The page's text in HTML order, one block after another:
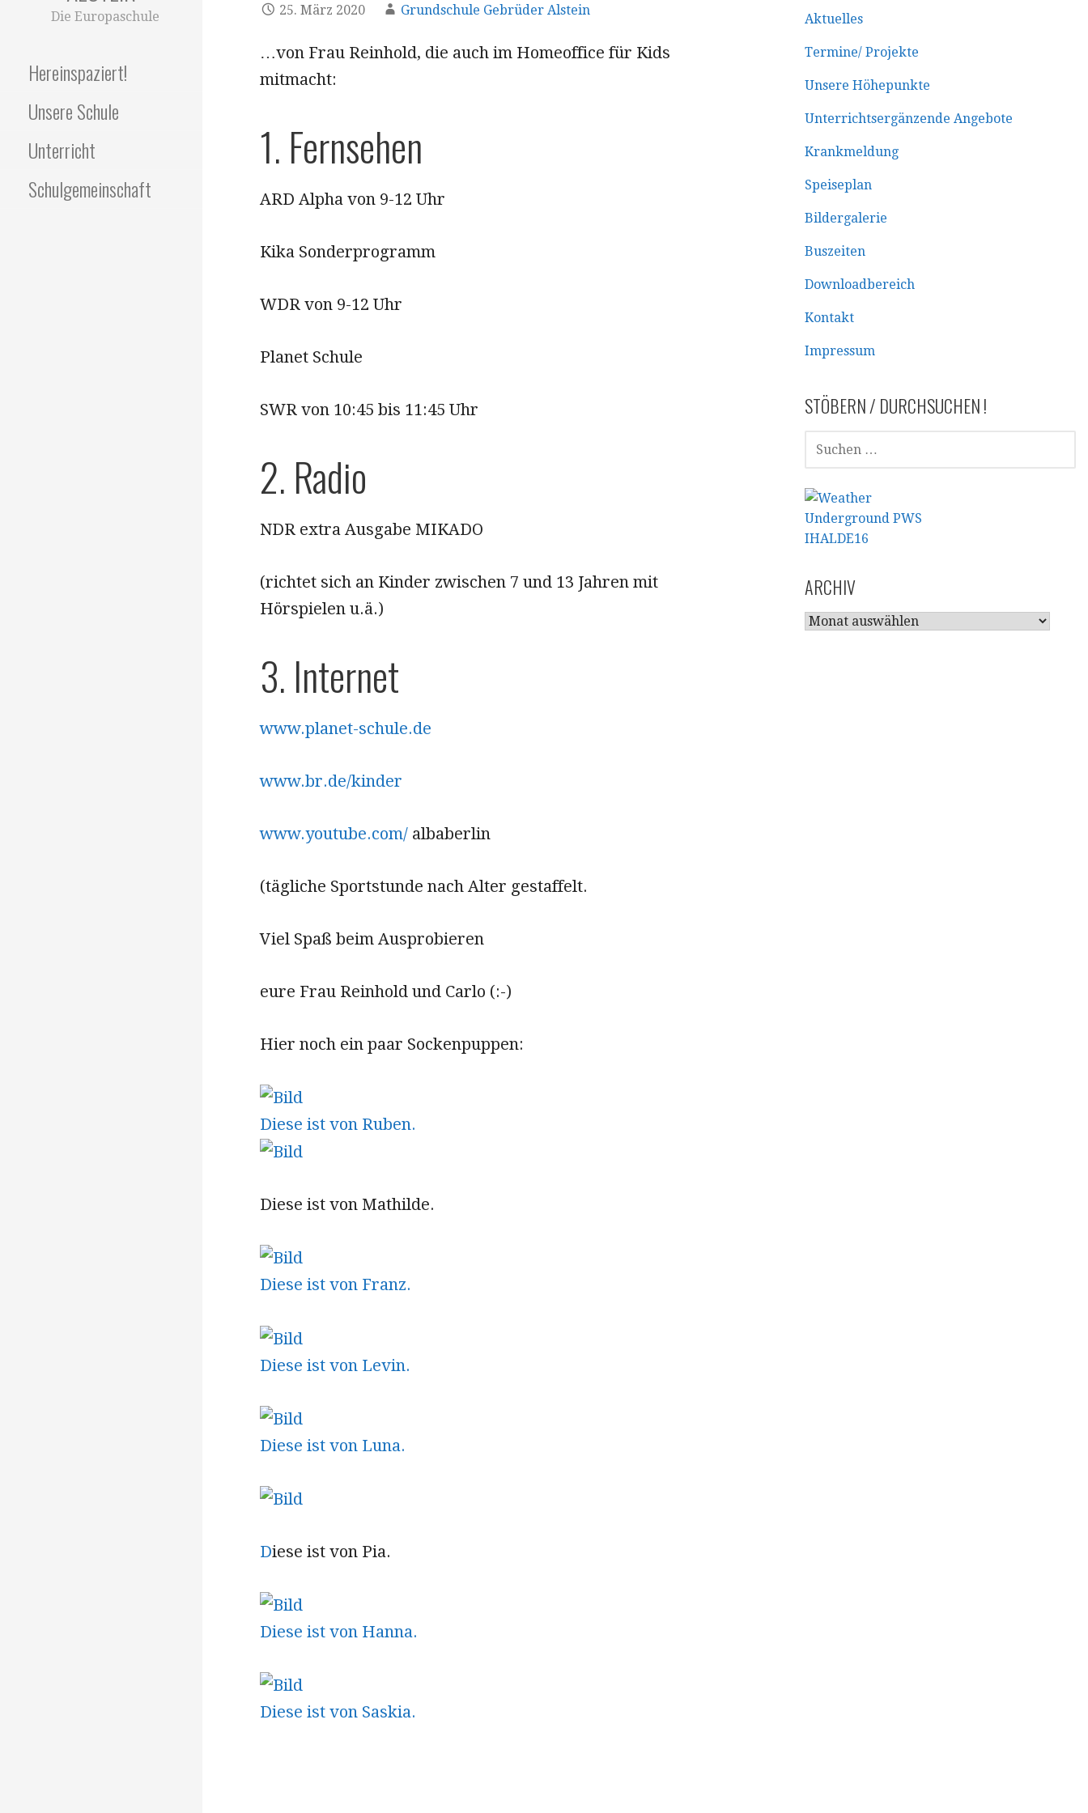
Die Europaschule
Hereinspaziert!
Unsere Schule
Unterricht
Schulgemeinschaft
25. März 2020 Grundschule Gebrüder Alstein
…von Frau Reinhold, die auch im Homeoffice für Kids
mitmacht:
1. Fernsehen
ARD Alpha von 9-12 Uhr
Kika Sonderprogramm
WDR von 9-12 Uhr
Planet Schule
SWR von 10:45 bis 11:45 Uhr
2. Radio
NDR extra Ausgabe MIKADO
(richtet sich an Kinder zwischen 7 und 13 Jahren mit
Hörspielen u.ä.)
3. Internet
www.planet-schule.de
www.br.de/kinder
www.youtube.com/ albaberlin
(tägliche Sportstunde nach Alter gestaffelt.
Viel Spaß beim Ausprobieren
eure Frau Reinhold und Carlo (:-)
Hier noch ein paar Sockenpuppen:
Diese ist von Ruben.
Diese ist von Mathilde.
Diese ist von Franz.
Diese ist von Levin.
Diese ist von Luna.
Diese ist von Pia.
Diese ist von Hanna.
Diese ist von Saskia.
Aktuelles
Termine/ Projekte
Unsere Höhepunkte
Unterrichtsergänzende Angebote
Krankmeldung
Speiseplan
Bildergalerie
Buszeiten
Downloadbereich
Kontakt
Impressum
STÖBERN / DURCHSUCHEN !
SUCHEN
NACH:
ARCHIV
ARCHIV